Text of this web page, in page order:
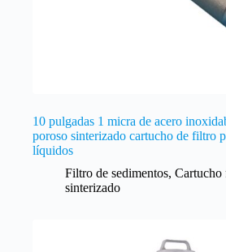
10 pulgadas 1 micra de acero
poroso sinterizado cartucho de filtro
líquidos
Filtro de sedimentos, Cartucho
sinterizado